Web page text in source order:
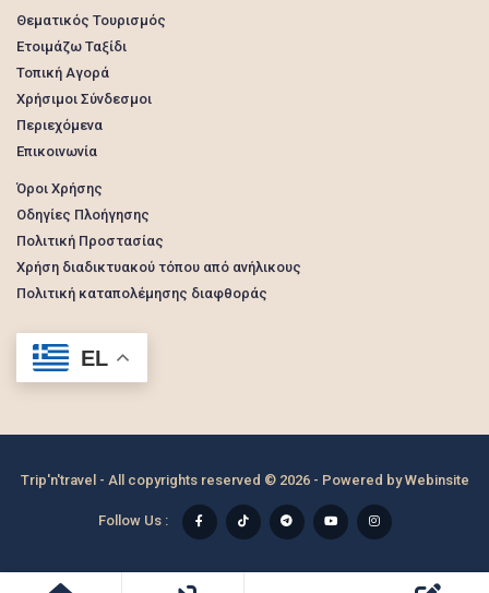
Θεματικός Τουρισμός
Ετοιμάζω Ταξίδι
Τοπική Αγορά
Χρήσιμοι Σύνδεσμοι
Περιεχόμενα
Επικοινωνία
Όροι Χρήσης
Οδηγίες Πλοήγησης
Πολιτική Προστασίας
Χρήση διαδικτυακού τόπου από ανήλικους
Πολιτική καταπολέμησης διαφθοράς
EL
Trip'n'travel - All copyrights reserved © 2026 - Powered byWebinsite
Follow Us :